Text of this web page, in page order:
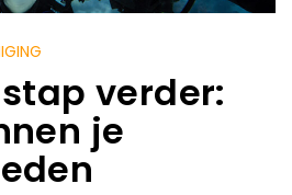
verder:
je